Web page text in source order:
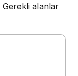
Gerekli alanlar